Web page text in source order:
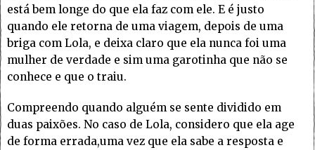
está bem longe do que ela faz com ele. E é justo
quando ele retorna de uma viagem, depois de uma
briga com Lola, e deixa claro que ela nunca foi uma
mulher de verdade e sim uma garotinha que não se
conhece e que o traiu.
Compreendo quando alguém se sente dividido em
duas paixões. No caso de Lola, considero que ela age
de forma errada,uma vez que ela sabe a resposta e